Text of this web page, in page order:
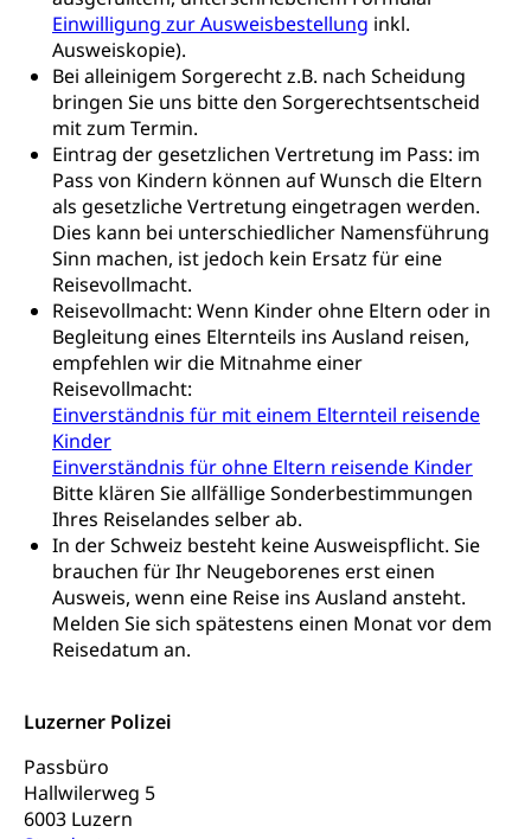
Einwilligung zur Ausweisbestellung inkl.
Ausweiskopie).
Bei alleinigem Sorgerecht z.B. nach Scheidung
bringen Sie uns bitte den Sorgerechtsentscheid
mit zum Termin.
Eintrag der gesetzlichen Vertretung im Pass: im
Pass von Kindern können auf Wunsch die Eltern
als gesetzliche Vertretung eingetragen werden.
Dies kann bei unterschiedlicher Namensführung
Sinn machen, ist jedoch kein Ersatz für eine
Reisevollmacht.
Reisevollmacht: Wenn Kinder ohne Eltern oder in
Begleitung eines Elternteils ins Ausland reisen,
empfehlen wir die Mitnahme einer
Reisevollmacht:
Einverständnis für mit einem Elternteil reisende
Kinder
Einverständnis für ohne Eltern reisende Kinder
Bitte klären Sie allfällige Sonderbestimmungen
Ihres Reiselandes selber ab.
In der Schweiz besteht keine Ausweispflicht. Sie
brauchen für Ihr Neugeborenes erst einen
Ausweis, wenn eine Reise ins Ausland ansteht.
Melden Sie sich spätestens einen Monat vor dem
Reisedatum an.
Luzerner Polizei
Passbüro
Hallwilerweg 5
6003 Luzern
Krankheit, Unfall, Prämienverbilligung,
Krankenkasse
Krankenversicherung (WAS Luzern)
Prämienverbilligung (WAS Luzern)
Obligatorische Krankenversicherung (WAS
Luzern)
Kranken- und Unfallversicherung
Lebensmittelsicherheit
sichere Lebensmittel, Lebensmittelkontrolle,
Lebensmittelhygiene, Produktesicherheit
Trinkwasser
Lebensmittel
Prävention
Gesundheitsvorsorge, Wellness, Unfallverhütung,
Suchtprävention, Alkoholprävention,
Tabakprävention, Primärprävention,
Sekundärprävention, Tertiärprävention
Darmkrebsvorsorge
Kantonales Tabakpräventionsprogramm
Prävention (Polizei)
Suchtprävention
Gesundheitsversorgung
Soziale Sicherheit
Sozialversicherungen, Sozialpolitik,
Arbeitslosenversicherung,
Mutterschaftsversicherung, Krankenversicherung,
Unfallversicherung, Invalidenversicherung,
Sozialhilfe
Kranken- und Unfallversicherung
(gruezi.lu.ch)
Krankenversicherung (WAS Luzern)
Existenzsicherung - Sozialhilfe
Arbeitslosenversicherung (WAS Luzern)
Invalidenversicherung (WAS Luzern)
Sucht und Drogen
Drogenabhängigkeit, Drogensucht,
Medikamentenabhängigkeit,
Arzneimittelabhängigkeit, Suchtkrankheit,
Drogenabhängige, Drogensüchtige,
Fachstelle Sucht Region Luzern
Gesundheitsversorgung
Gesundheitsversorgung, Spital, Pflegeinitiative,
Ambulant vor stationär, AVOS, Patientendossier